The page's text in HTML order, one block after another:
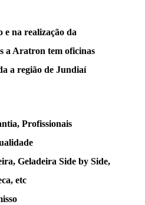
e na realização da
a Aratron tem oficinas
a região de Jundiaí
Profissionais
Geladeira Side by Side,
etc